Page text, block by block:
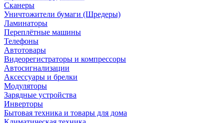
Сканеры
Уничтожители бумаги (Шредеры)
Ламинаторы
Переплётные машины
Телефоны
Автотовары
Видеорегистраторы и компрессоры
Автосигнализации
Аксессуары и брелки
Модуляторы
Зарядные устройства
Инверторы
Бытовая техника и товары для дома